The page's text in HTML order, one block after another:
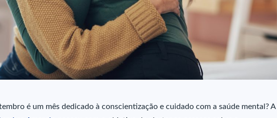
é um mês dedicado à conscientização e cuidado com a saúde mental?A